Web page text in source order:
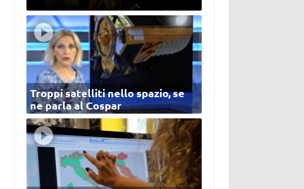
Troppi satelliti nello spazio, se
ne parla al Cospar